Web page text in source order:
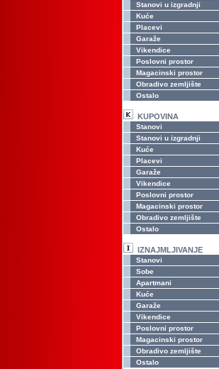
Stanovi u izgradnji
Kuće
Placevi
Garaže
Vikendice
Poslovni prostor
Magacinski prostor
Obradivo zemljište
Ostalo
KUPOVINA
Stanovi
Stanovi u izgradnji
Kuće
Placevi
Garaže
Vikendice
Poslovni prostor
Magacinski prostor
Obradivo zemljište
Ostalo
IZNAJMLJIVANJE
Stanovi
Sobe
Apartmani
Kuće
Garaže
Vikendice
Poslovni prostor
Magacinski prostor
Obradivo zemljište
Ostalo